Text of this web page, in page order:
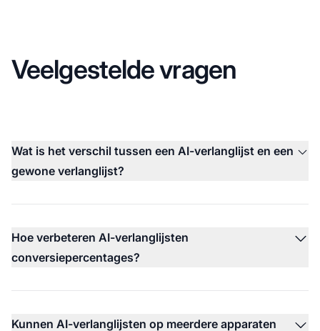
Veelgestelde vragen
Wat is het verschil tussen een AI-verlanglijst en een
gewone verlanglijst?
Hoe verbeteren AI-verlanglijsten
conversiepercentages?
Kunnen AI-verlanglijsten op meerdere apparaten